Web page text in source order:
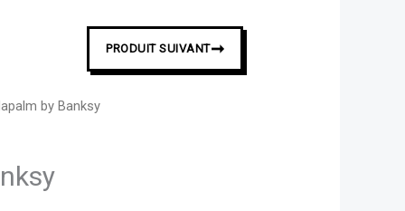
PRODUIT SUIVANT➞
by Banksy
Plage
prix :